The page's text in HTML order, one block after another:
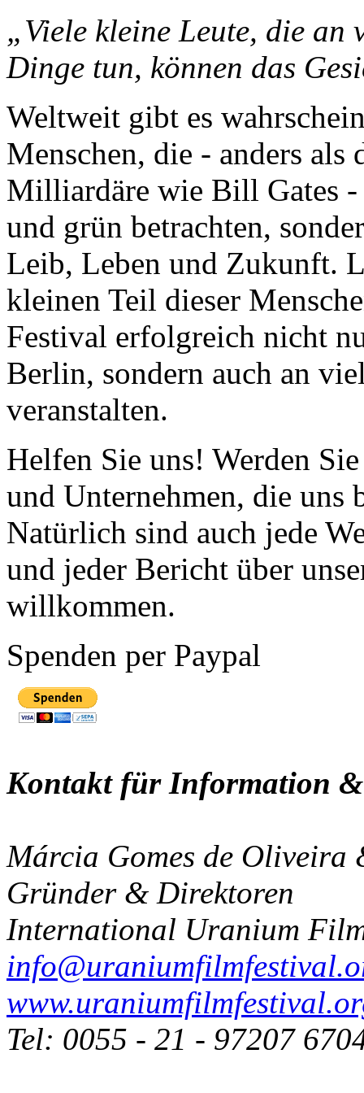
„Viele kleine Leute, die an
Dinge tun, können das
Weltweit gibt es
Menschen, die - anders
Milliardäre wie Bill Gates
und grün betrachten,
Leib, Leben und Zukunft.
kleinen Teil dieser
Festival erfolgreich nicht
Berlin, sondern auch an
veranstalten.
Helfen Sie uns! Werden
und Unternehmen, die uns
Natürlich sind auch jede
und jeder Bericht über
willkommen.
Spenden per Paypal
Kontakt für Information
Márcia Gomes de Oliveira
Gründer & Direktoren
International Uranium
Tel: 0055 - 21 - 97207